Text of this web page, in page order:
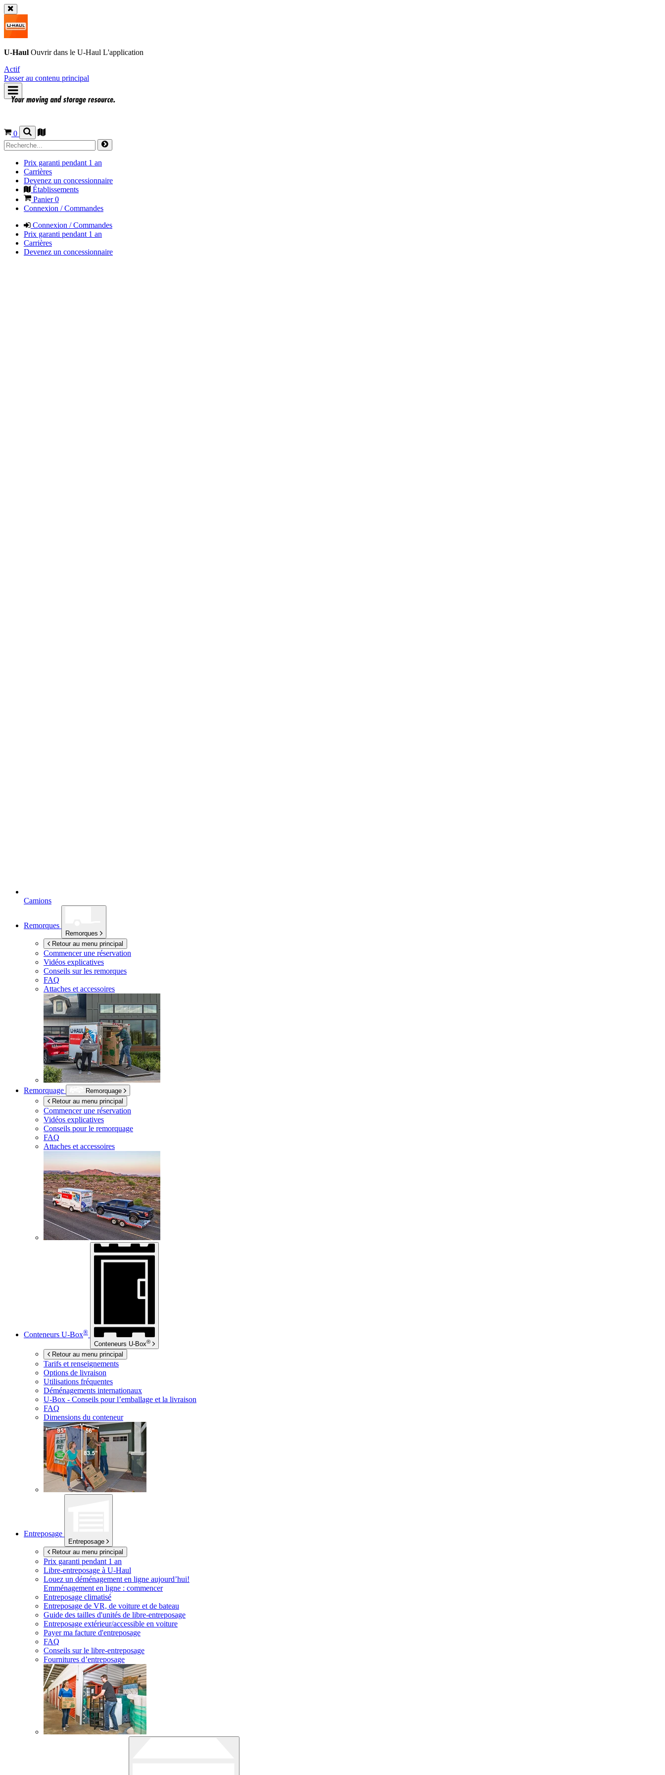
U-Haul Ouvrir dans le U-Haul L'application
Actif
Passer au contenu principal
0
Prix garanti pendant 1 an
Carrières
Devenez un concessionnaire
Établissements
Panier0
Connexion / Commandes
Connexion / Commandes
Prix garanti pendant 1 an
Carrières
Devenez un concessionnaire
Camions
Remorques
Remorques
Retour au menu principal
Commencer une réservation
Vidéos explicatives
Conseils sur les remorques
FAQ
Attaches et accessoires
Remorquage
Remorquage
Retour au menu principal
Commencer une réservation
Vidéos explicatives
Conseils pour le remorquage
FAQ
Attaches et accessoires
Conteneurs U-Box®
Conteneurs U-Box®
Retour au menu principal
Tarifs et renseignements
Options de livraison
Utilisations fréquentes
Déménagements internationaux
U-Box - Conseils pour l’emballage et la livraison
FAQ
Dimensions du conteneur
Entreposage
Entreposage
Retour au menu principal
Prix garanti pendant 1 an
Libre-entreposage à U-Haul
Louez un déménagement en ligne aujourd’hui!
Emménagement en ligne : commencer
Entreposage climatisé
Entreposage de VR, de voiture et de bateau
Guide des tailles d'unités de libre-entreposage
Entreposage extérieur/accessible en voiture
Payer ma facture d'entreposage
FAQ
Conseils sur le libre-entreposage
Fournitures d’entreposage